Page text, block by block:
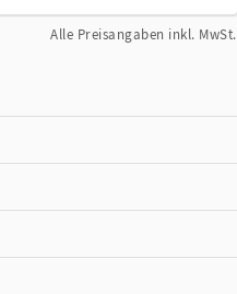
Alle Preisangaben inkl. MwSt.